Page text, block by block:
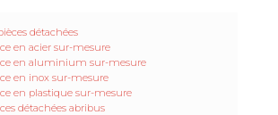
détachées
en acier sur-mesure
en aluminium sur-mesure
en inox sur-mesure
en plastique sur-mesure
détachées abribus